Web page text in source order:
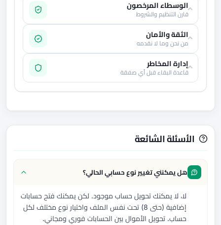
الوسطاء المرخصون
قارن التنظيم والشروط
الثقة والأمان
من نحن وما لا نقدمه
إدارة المخاطر
قاعدة البقاء قبل أي صفقة
الأسئلة الشائعة
هل يمكنني تغيير نوع حسابي الحالي؟
لا، لا يمكنك تحويل حساب موجود. لكن يمكنك فتح حسابات
إضافية (حتى 8) تحت نفس الملف واختيار نوع مختلف لكل
حساب. تحويل الأموال بين الحسابات فوري ومجاني.